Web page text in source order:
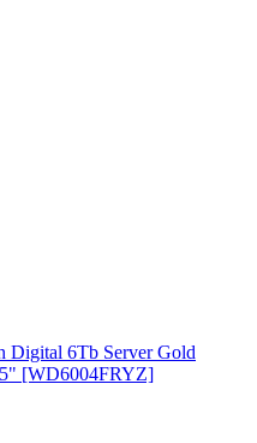
Digital 6Tb Server Gold
[WD6004FRYZ]